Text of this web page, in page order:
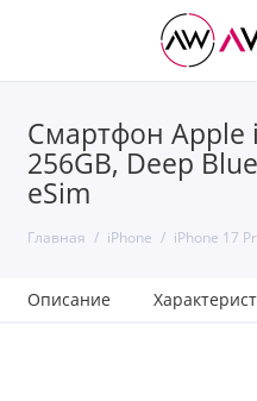
Смартфон Apple
256GB, Deep
eSim
Главная iPhone iPhone 17
Описание